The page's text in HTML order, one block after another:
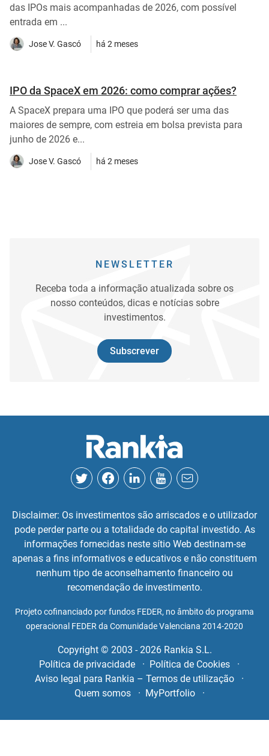
das IPOs mais acompanhadas de 2026, com possível
entrada em ...
Jose V. Gascó há 2 meses
IPO da SpaceX em 2026: como comprar ações?
A SpaceX prepara uma IPO que poderá ser uma das
maiores de sempre, com estreia em bolsa prevista para
junho de 2026 e...
Jose V. Gascó há 2 meses
NEWSLETTER
Receba toda a informação atualizada sobre os
nosso conteúdos, dicas e notícias sobre
investimentos.
Subscrever
Disclaimer: Os investimentos são arriscados e o utilizador
pode perder parte ou a totalidade do capital investido. As
informações fornecidas neste sítio Web destinam-se
apenas a fins informativos e educativos e não constituem
nenhum tipo de aconselhamento financeiro ou
recomendação de investimento.
Projeto cofinanciado por fundos FEDER, no âmbito do programa
operacional FEDER da Comunidade Valenciana 2014-2020
Copyright © 2003 - 2026 Rankia S.L.
Política de privacidade
Política de Cookies
Aviso legal para Rankia – Termos de utilização
Quem somos
MyPortfolio